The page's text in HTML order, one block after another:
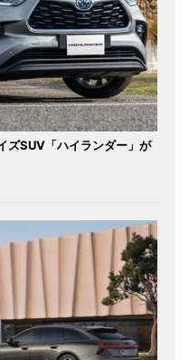
ズSUV「ハイランダー」が